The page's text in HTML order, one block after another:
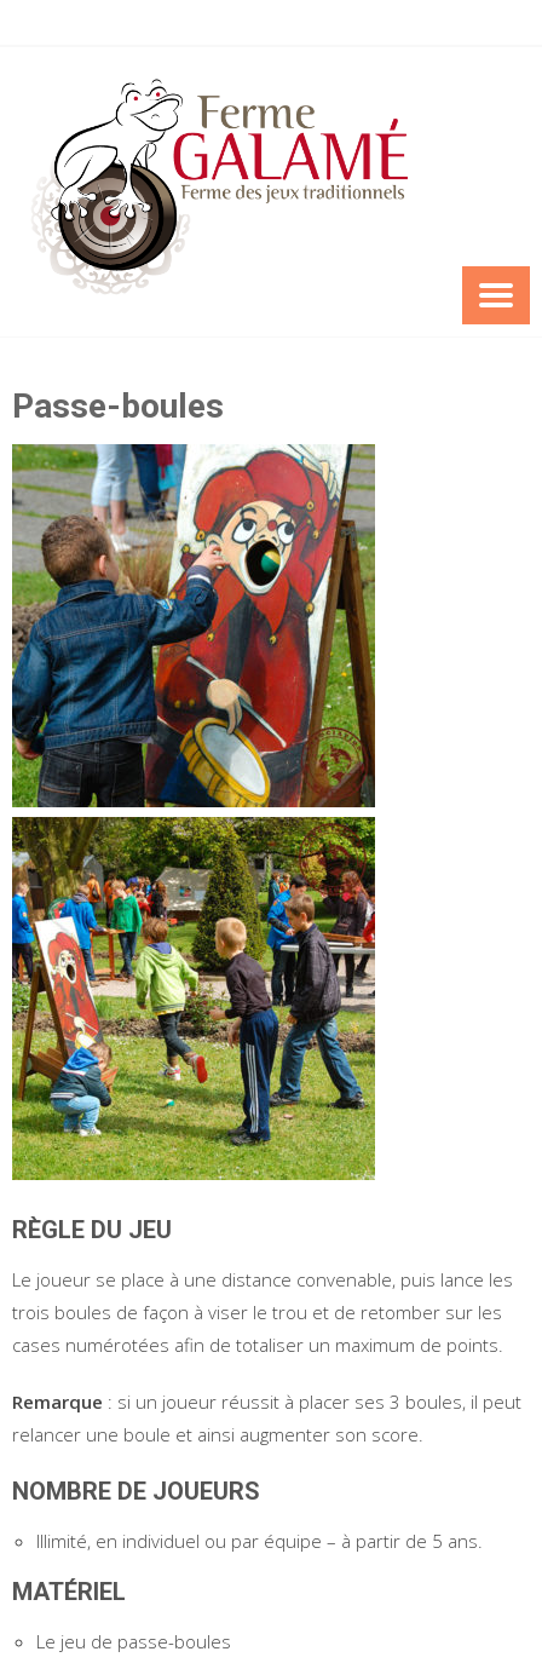
Passe-boules
RÈGLE DU JEU
Le joueur se place à une distance convenable, puis lance les
trois boules de façon à viser le trou et de retomber sur les
cases numérotées afin de totaliser un maximum de points.
Remarque : si un joueur réussit à placer ses 3 boules, il peut
relancer une boule et ainsi augmenter son score.
NOMBRE DE JOUEURS
Illimité, en individuel ou par équipe – à partir de 5 ans.
MATÉRIEL
Le jeu de passe-boules